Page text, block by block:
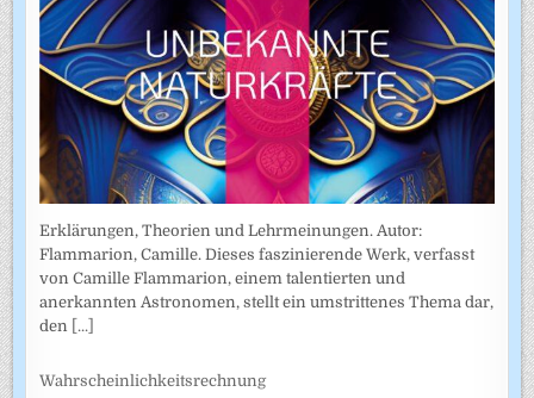
Erklärungen, Theorien und Lehrmeinungen. Autor:
Flammarion, Camille. Dieses faszinierende Werk, verfasst
von Camille Flammarion, einem talentierten und
anerkannten Astronomen, stellt ein umstrittenes Thema dar,
den [...]
Wahrscheinlichkeitsrechnung